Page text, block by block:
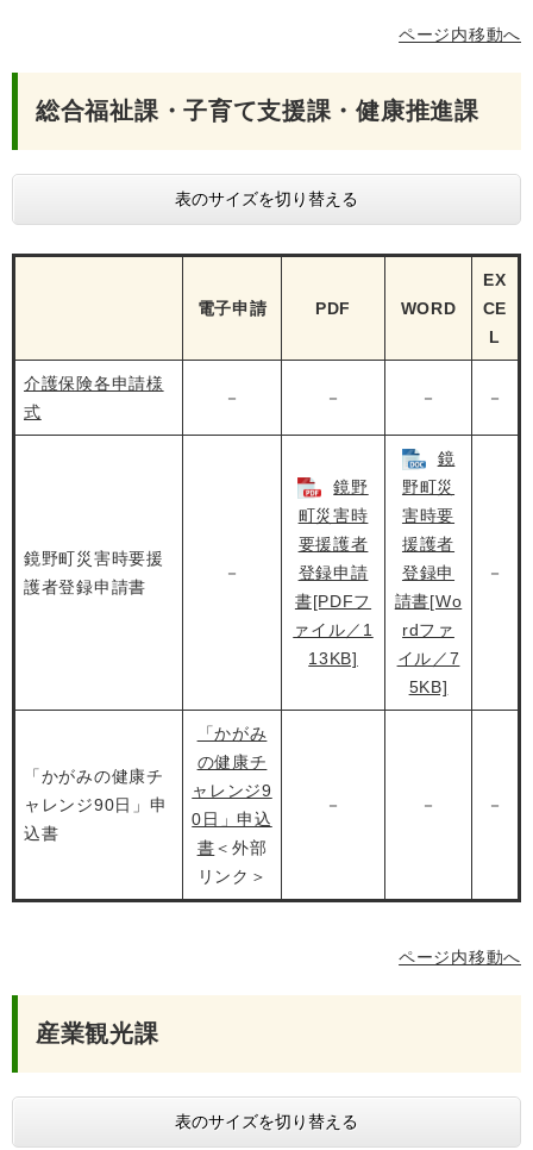
ページ内移動へ
総合福祉課 ・子育て支援課 ・健康推進課
表のサイズを切り替える
電子申請 PDF WORD
EX
CE
L
介護保険各申請様
式
－ － － －
鏡野町災害時要援
護者登録申請書
－
鏡野
町災害時
要援護者
登録申請
書[PDFフ
ァイル／1
13KB]
鏡
野町災
害時要
援護者
登録申
請書[Wo
rdファ
イル／7
5KB]
－
「かがみの健康チ
ャレンジ90日」申
込書
「かがみ
の健康チ
ャレンジ9
0日」申込
書＜外部
リンク＞
－ － －
ページ内移動へ
産業観光課
表のサイズを切り替える